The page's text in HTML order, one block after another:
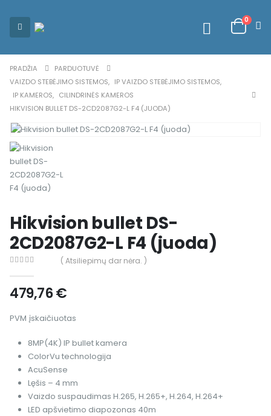
0
PRADŽIA
PARDUOTUVĖ
VAIZDO STEBĖJIMO SISTEMOS, IP VAIZDO STEBĖJIMO SISTEMOS,
IP KAMEROS, CILINDRINĖS KAMEROS
HIKVISION BULLET DS-2CD2087G2-L F4 (JUODA)
Hikvision bullet DS-
2CD2087G2-L F4 (juoda)
( Atsiliepimų dar nėra. )
479,76€
PVM įskaičiuotas
8MP(4K) IP bullet kamera
ColorVu technologija
AcuSense
Lęšis – 4 mm
Vaizdo suspaudimas H.265, H.265+, H.264, H.264+
LED apšvietimo diapozonas 40m